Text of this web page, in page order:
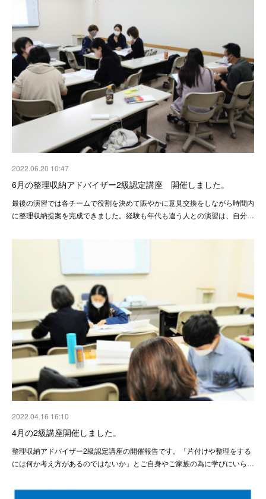
2022.06.20 10:47
6月の整理収納アドバイザー2級認定講座 開催しました。
最後の演習では各チームで役割を決めて賑やかに意見交換をしながら時間内
に整理収納提案を完成できました。経験も年代も違う人との演習は、自分…
2022.04.16 16:10
4月の2級講座開催しました。
整理収納アドバイザー2級認定講座の開催報告です。「片付けや整理をする
には何か考え方があるのではないか」とご自身やご家族の為に学びにいら…